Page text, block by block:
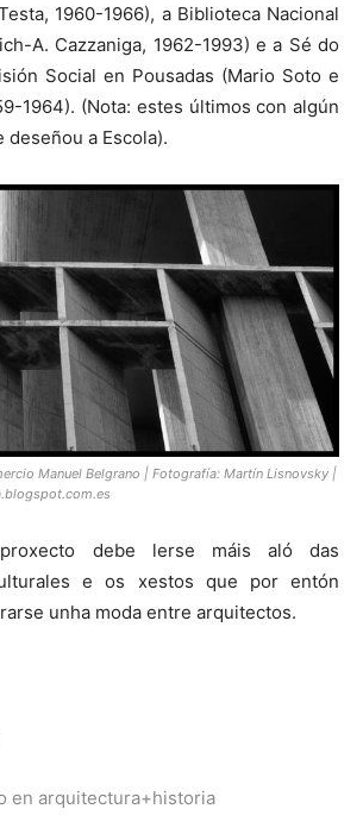
1960-1966), a Biblioteca Nacional
A. Cazzaniga, 1962-1993) e a Sé do
Social en Pousadas (Mario Soto e
1964). (Nota: estes últimos con algún
deseñou a Escola).
Manuel Belgrano | Fotografía: Martín Lisnovsky |
debe lerse máis aló das
e os xestos que por entón
unha moda entre arquitectos.
en arquitectura+historia